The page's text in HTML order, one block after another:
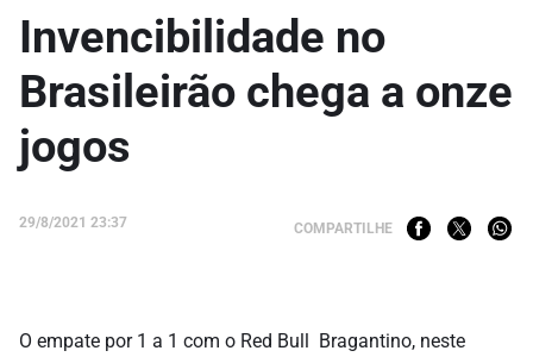
Invencibilidade no
Brasileirão chega a onze
jogos
29/8/2021 23:37 COMPARTILHE
O empate por 1 a 1 com o Red Bull Bragantino, neste